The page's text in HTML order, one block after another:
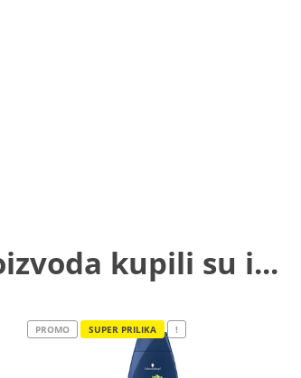
kupili su i...
PROMO SUPER PRILIKA !